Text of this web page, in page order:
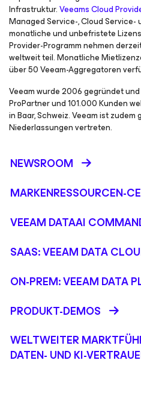
Infrastruktur.Veeams Cloud
Managed Service-, Cloud
monatliche und unbefristete
Provider-Programm nehmen
weltweit teil. Monatliche
über 50 Veeam-Aggregatoren
Veeam wurde 2006 gegründet
ProPartner und 101.000 Kunden
in Baar, Schweiz. Veeam ist
Niederlassungen vertreten.
NEWSROOM
MARKENRESSOURCEN-
VEEAM DATAAI
SAAS: VEEAM DATA
ON-PREM: VEEAM DATA
PRODUKT-DEMOS
WELTWEITER
DATEN- UND KI-